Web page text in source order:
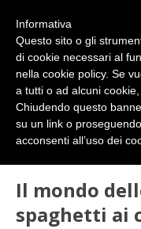
spaghetti ai carciofi
Il mondo
spaghetti ai
Informativa
Questo sito o gli
di cookie necessari al
nella cookie policy. Se
a tutti o ad alcuni
Chiudendo questo
su un link o
acconsenti all’uso dei